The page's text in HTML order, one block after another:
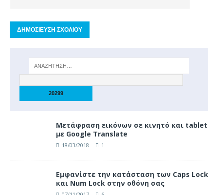
Μετάφραση εικόνων σε κινητό και tablet
με Google Translate
18/03/2018 1
Eμφανίστε την κατάσταση των Caps Lock
και Num Lock στην οθόνη σας